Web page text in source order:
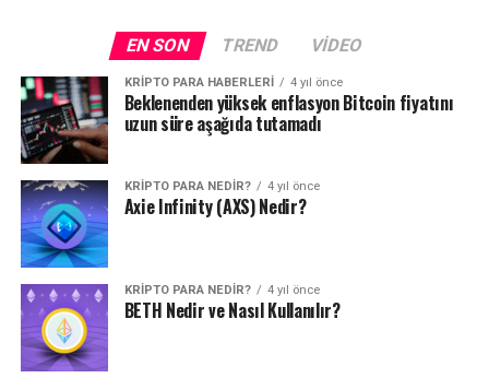
EN SON TREND VIDEO
KRIPTO PARA HABERLERI 4 yıl önce
Beklenenden yüksek enflasyon Bitcoin fiyatını
uzun süre aşağıda tutamadı
KRIPTO PARA NEDIR? 4 yıl önce
Axie Infinity (AXS) Nedir?
KRIPTO PARA NEDIR? 4 yıl önce
BETH Nedir ve Nasıl Kullanılır?